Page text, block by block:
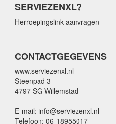
SERVIEZENXL?
Herroepingslink aanvragen
CONTACTGEGEVENS
www.serviezenxl.nl
Steenpad 3
4797 SG Willemstad
E-mail: info@serviezenxl.nl
Telefoon: 06-18955017